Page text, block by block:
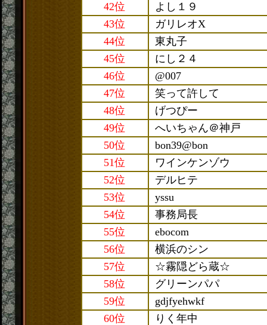
42位
よし１９
43位
ガリレオX
44位
東丸子
45位
にし２４
46位
@007
47位
笑って許して
48位
げつぴー
49位
へいちゃん＠神戸
50位
bon39@bon
51位
ワインケンゾウ
52位
デルヒテ
53位
yssu
54位
事務局長
55位
ebocom
56位
横浜のシン
57位
☆霧隠どら蔵☆
58位
グリーンパパ
59位
gdjfyehwkf
60位
りく年中